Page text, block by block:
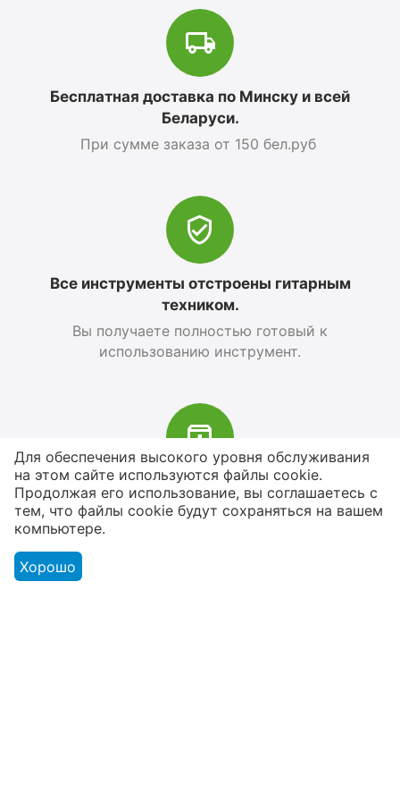
Бесплатная доставка по Минску и всей
Беларуси.
При сумме заказа от 150 бел.руб
Все инструменты отстроены гитарным
техником.
Вы получаете полностью готовый к
использованию инструмент.
В наличии более 4000 наименований
товаров
От расходников до сценического
Для обеспечения высокого уровня обслуживания
на этом сайте используются файлы cookie.
Продолжая его использование, вы соглашаетесь с
тем, что файлы cookie будут сохраняться на вашем
компьютере.
Хорошо